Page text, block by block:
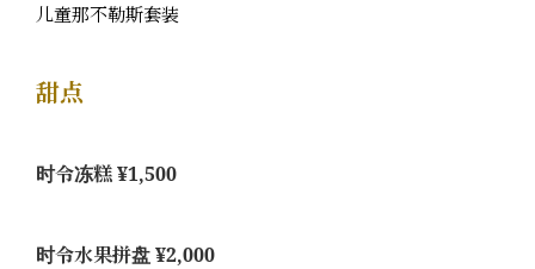
儿童那不勒斯套装
甜点
时令冻糕 ¥1,500
时令水果拼盘 ¥2,000